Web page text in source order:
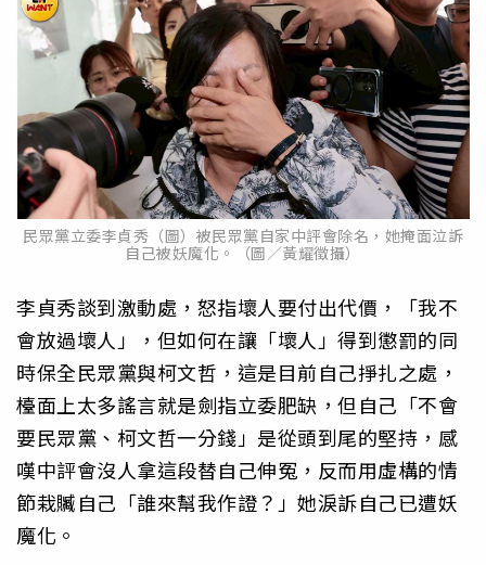
民眾黨立委李貞秀（圖）被民眾黨自家中評會除名，她掩面泣訴
自己被妖魔化。（圖／黃耀徵攝）
李貞秀談到激動處，怒指壞人要付出代價，「我不
會放過壞人」，但如何在讓「壞人」得到懲罰的同
時保全民眾黨與柯文哲，這是目前自己掙扎之處，
檯面上太多謠言就是劍指立委肥缺，但自己「不會
要民眾黨、柯文哲一分錢」是從頭到尾的堅持，感
嘆中評會沒人拿這段替自己伸冤，反而用虛構的情
節栽贓自己「誰來幫我作證？」她淚訴自己已遭妖
魔化。